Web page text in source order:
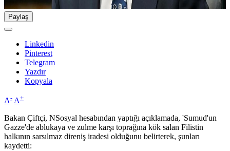
Paylaş
Linkedin
Pinterest
Telegram
Yazdır
Kopyala
A- A+
Bakan Çiftçi, NSosyal hesabından yaptığı açıklamada, 'Sumud'un
Gazze'de ablukaya ve zulme karşı toprağına kök salan Filistin
halkının sarsılmaz direniş iradesi olduğunu belirterek, şunları
kaydetti: